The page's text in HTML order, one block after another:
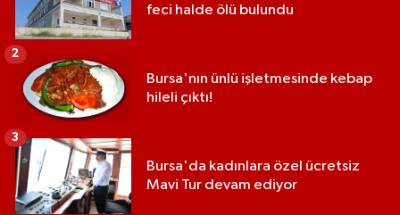
feci halde ölü bulundu
Bursa'nın ünlü işletmesinde kebap
hileli çıktı!
2
Bursa'da kadınlara özel ücretsiz
Mavi Tur devam ediyor
3